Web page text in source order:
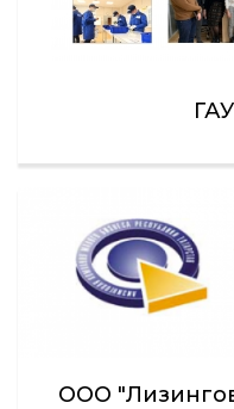
ООО